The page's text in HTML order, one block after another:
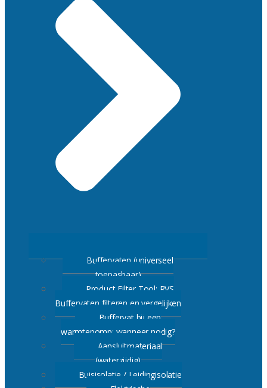
Buffervaten (universeel
toepasbaar)
Product Filter Tool: RVS
Buffervaten filteren en vergelijken
Buffervat bij een
warmtepomp: wanneer nodig?
Aansluitmateriaal
(waterzijdig)
Buisisolatie / Leidingisolatie